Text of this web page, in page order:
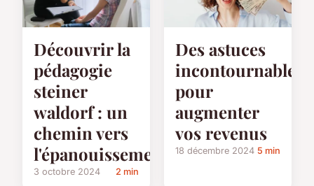
Découvrir la
pédagogie
steiner
waldorf : un
chemin vers
l'épanouissement
3 octobre 2024 2 min
Des astuces
incontournables
pour
augmenter
vos revenus
18 décembre 2024 5 min